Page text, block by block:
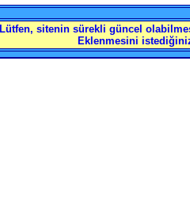
Lütfen, sitenin sürekli güncel
Eklenmesini